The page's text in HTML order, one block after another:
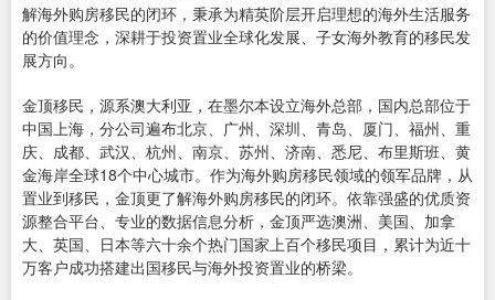
解海外购房移民的闭环，秉承为精英阶层开启理想的海外生活服务
的价值理念，深耕于投资置业全球化发展、子女海外教育的移民发
展方向。
金顶移民，源系澳大利亚，在墨尔本设立海外总部，国内总部位于
中国上海，分公司遍布北京、广州、深圳、青岛、厦门、福州、重
庆、成都、武汉、杭州、南京、苏州、济南、悉尼、布里斯班、黄
金海岸全球18个中心城市。作为海外购房移民领域的领军品牌，从
置业到移民，金顶更了解海外购房移民的闭环。依靠强盛的优质资
源整合平台、专业的数据信息分析，金顶严选澳洲、美国、加拿
大、英国、日本等六十余个热门国家上百个移民项目，累计为近十
万客户成功搭建出国移民与海外投资置业的桥梁。